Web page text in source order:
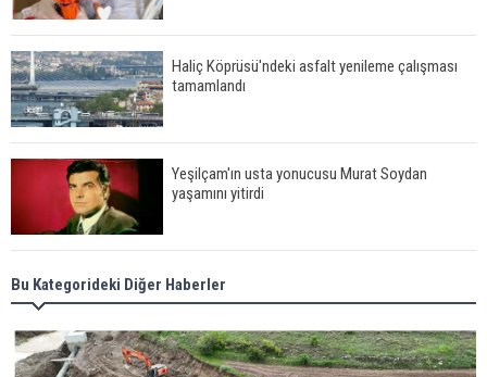
Haliç Köprüsü'ndeki asfalt yenileme çalışması
tamamlandı
Yeşilçam'ın usta yonucusu Murat Soydan
yaşamını yitirdi
Meral Akşener ile Müsavat Dervişoğlu cenazede
görüntülendi
Bu Kategorideki Diğer Haberler